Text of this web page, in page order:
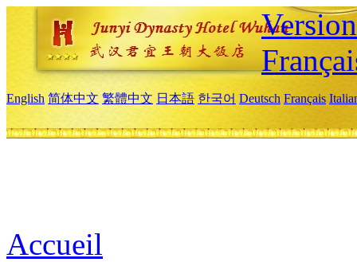
English 简体中文 繁體中文 日本語 한국어 Deutsch Français
Accueil